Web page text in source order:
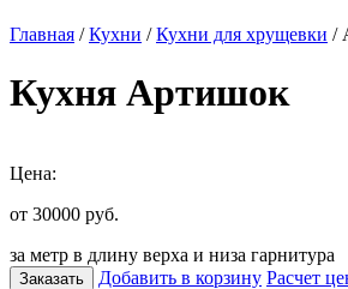
Главная /Кухни /Кухни для хрущевки /
Кухня Артишок
Цена:
от 30000 руб.
за метр в длину верха и низа гарнитура
Заказать Добавить в корзину Расчет